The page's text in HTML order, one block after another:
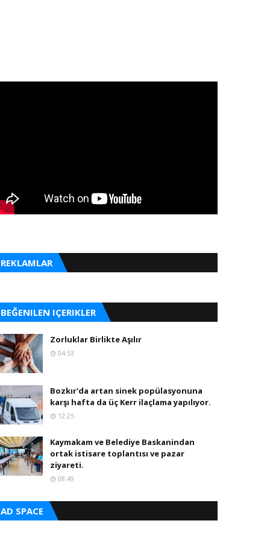
REKLAMLAR
BEĞENILEN IÇERIKLER
Zorluklar Birlikte Aşılır
04:53
Bozkır'da artan sinek popülasyonuna
karşı hafta da üç Kerr ilaçlama yapılıyor.
12:25
Kaymakam ve Belediye Baskanindan
ortak istisare toplantısı ve pazar
ziyareti.
08:49
AD SPACE